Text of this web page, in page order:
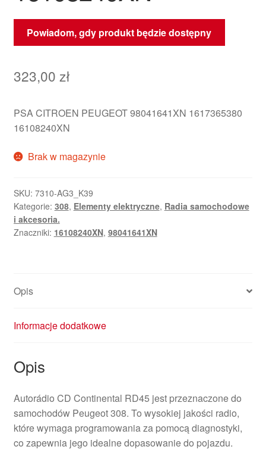
Powiadom, gdy produkt będzie dostępny
323,00 zł
PSA CITROEN PEUGEOT 98041641XN 1617365380
16108240XN
Brak w magazynie
SKU: 7310-AG3_K39
Kategorie: 308, Elementy elektryczne, Radia samochodowe
i akcesoria.
Znaczniki: 16108240XN, 98041641XN
Opis
Informacje dodatkowe
Opis
Autorádio CD Continental RD45 jest przeznaczone do
samochodów Peugeot 308. To wysokiej jakości radio,
które wymaga programowania za pomocą diagnostyki,
co zapewnia jego idealne dopasowanie do pojazdu.